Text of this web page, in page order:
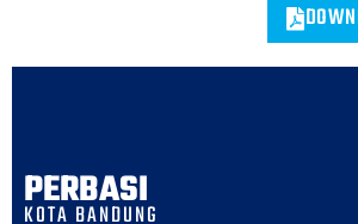
PERBASI
KOTA BANDUNG